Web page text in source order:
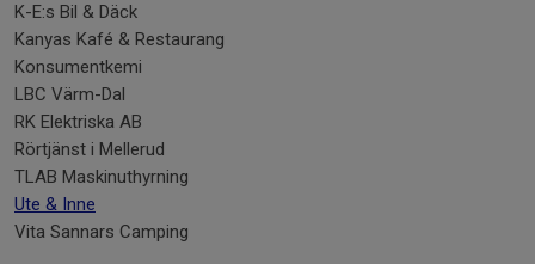
K-E:s Bil & Däck
Kanyas Kafé & Restaurang
Konsumentkemi
LBC Värm-Dal
RK Elektriska AB
Rörtjänst i Mellerud
TLAB Maskinuthyrning
Ute & Inne
Vita Sannars Camping